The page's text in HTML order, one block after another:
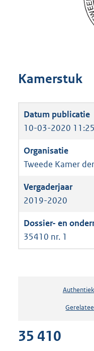
Kamerstuk
10-03-2020 11:25
Tweede Kamer
2019-2020
35410 nr. 1
35 410